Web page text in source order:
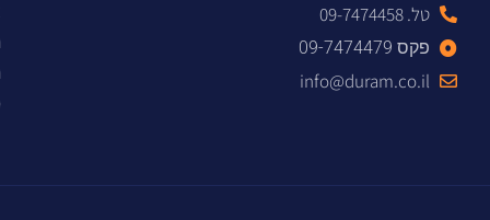
טל. 09-7474458
פקס 09-7474479
info@duram.co.il